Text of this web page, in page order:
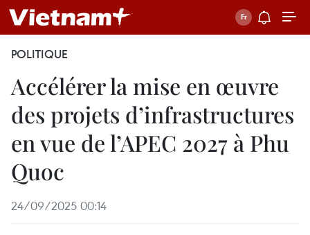
POLITIQUE
Accélérer la mise en œuvre
des projets d’infrastructures
en vue de l’APEC 2027 à Phu
Quoc
24/09/2025 00:14